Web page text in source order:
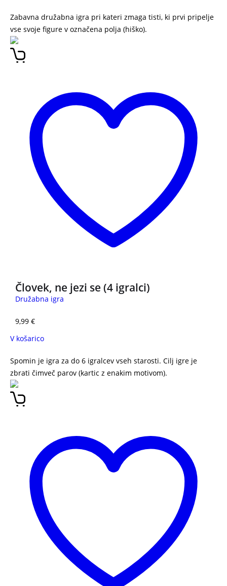
Zabavna družabna igra pri kateri zmaga tisti, ki prvi pripelje
vse svoje figure v označena polja (hiško).
Človek, ne jezi se (4 igralci)
Družabna igra
9,99 €
V košarico
Spomin je igra za do 6 igralcev vseh starosti. Cilj igre je
zbrati čimveč parov (kartic z enakim motivom).